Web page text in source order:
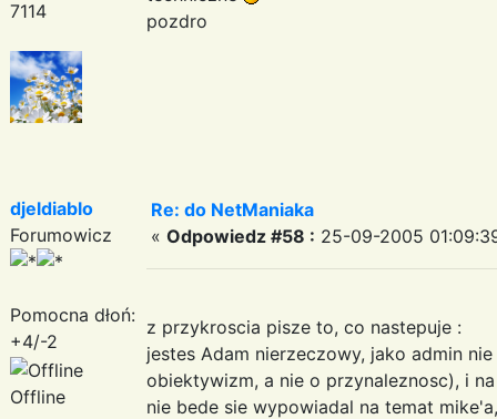
7114
pozdro
djeldiablo
Forumowicz
Pomocna dłoń:
+4/-2
Offline
Re: do NetManiaka
« Odpowiedz #58 : 25-09-2005
z przykroscia pisze to, co nastepuje :
jestes Adam nierzeczowy, jako admin
obiektywizm, a nie o przynaleznosc), i
nie bede sie wypowiadal na temat